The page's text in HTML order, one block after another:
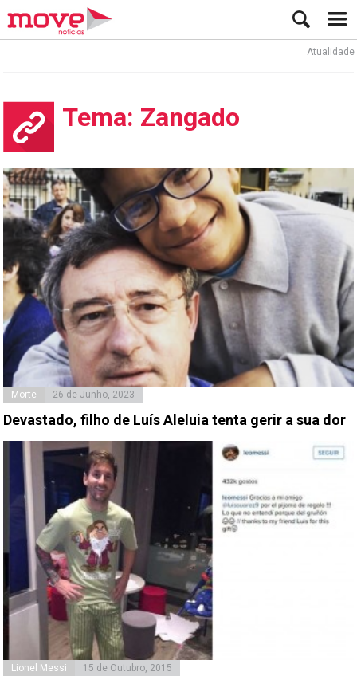
Atualidade
Tema: Zangado
Morte 26 de Junho, 2023
Devastado, filho de Luís Aleluia tenta gerir a sua dor
Lionel Messi 15 de Outubro, 2015